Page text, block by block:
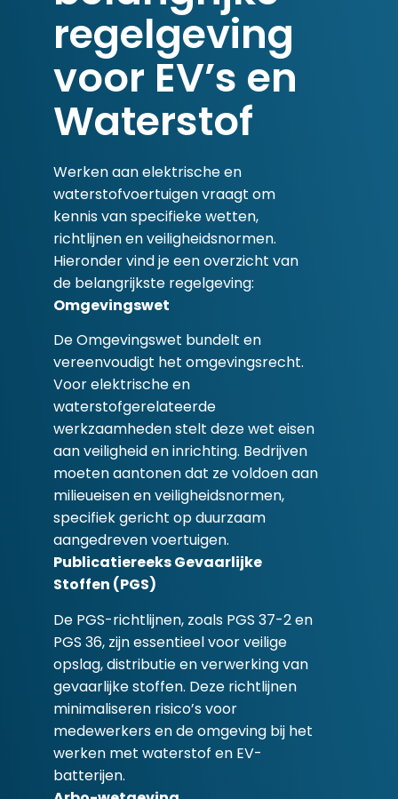
regelgeving
voor EV’s en
Waterstof
Werken aan elektrische en
waterstofvoertuigen vraagt om
kennis van specifieke wetten,
richtlijnen en veiligheidsnormen.
Hieronder vind je een overzicht van
de belangrijkste regelgeving:
Omgevingswet
De Omgevingswet bundelt en
vereenvoudigt het omgevingsrecht.
Voor elektrische en
waterstofgerelateerde
werkzaamheden stelt deze wet eisen
aan veiligheid en inrichting. Bedrijven
moeten aantonen dat ze voldoen aan
milieueisen en veiligheidsnormen,
specifiek gericht op duurzaam
aangedreven voertuigen.
Publicatiereeks Gevaarlijke
Stoffen (PGS)
De PGS-richtlijnen, zoals PGS 37-2 en
PGS 36, zijn essentieel voor veilige
opslag, distributie en verwerking van
gevaarlijke stoffen. Deze richtlijnen
minimaliseren risico’s voor
medewerkers en de omgeving bij het
werken met waterstof en EV-
batterijen.